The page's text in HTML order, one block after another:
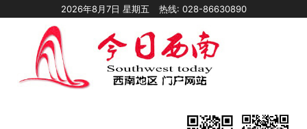
2026年8月7日 星期五 热线: 028-86630890